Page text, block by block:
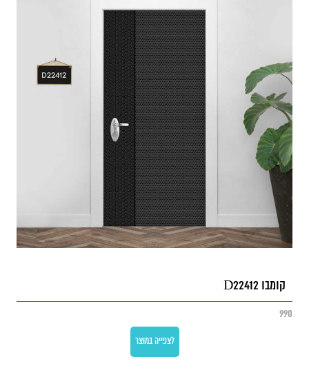
קומבו D22412
990
לצפייה במוצר